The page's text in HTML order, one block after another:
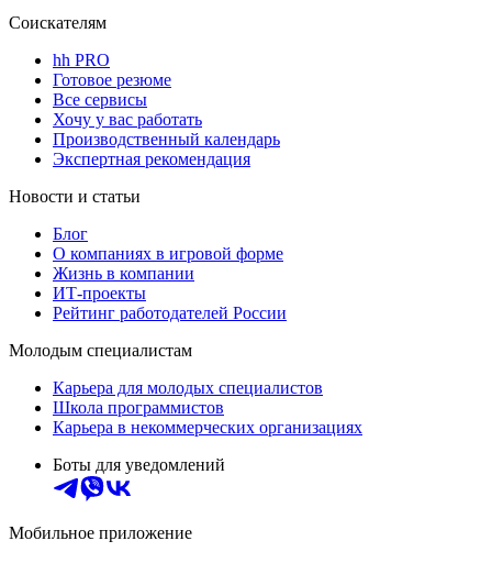
Соискателям
hh PRO
Готовое резюме
Все сервисы
Хочу у вас работать
Производственный календарь
Экспертная рекомендация
Новости и статьи
Блог
О компаниях в игровой форме
Жизнь в компании
ИТ-проекты
Рейтинг работодателей России
Молодым специалистам
Карьера для молодых специалистов
Школа программистов
Карьера в некоммерческих организациях
Боты для уведомлений
Мобильное приложение